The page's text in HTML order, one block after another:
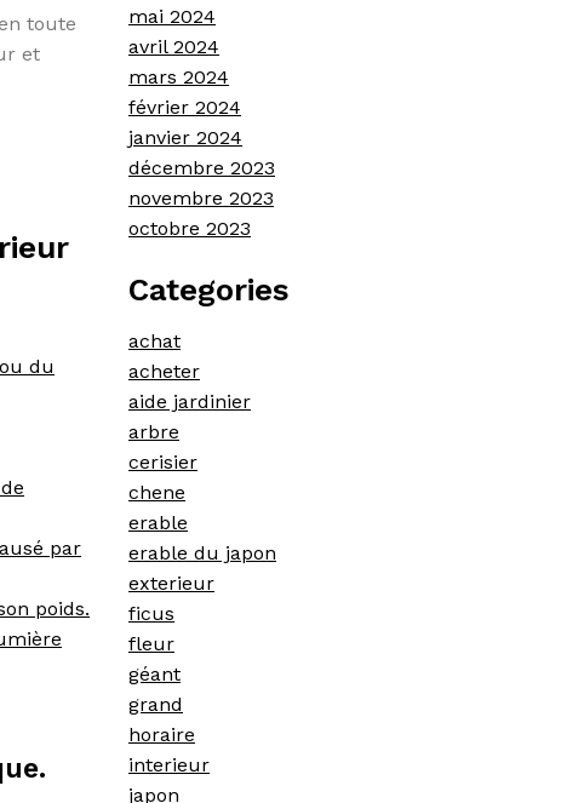
toute
et
du
par
poids.
mai 2024
avril 2024
mars 2024
février 2024
janvier 2024
décembre 2023
novembre 2023
octobre 2023
Categories
achat
acheter
aide jardinier
arbre
cerisier
chene
erable
erable du japon
exterieur
ficus
fleur
géant
grand
horaire
interieur
japon